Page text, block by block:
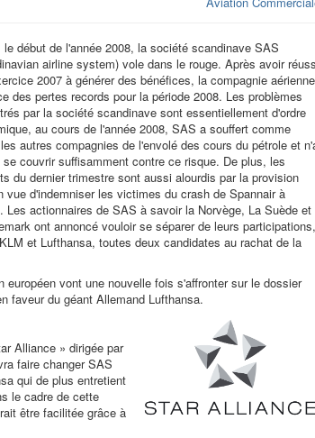
le début de l'année 2008, la société scandinave SAS
airline system) vole dans le rouge. Après avoir
2007 à générer des bénéfices, la compagnie aérienne
des pertes records pour la période 2008. Les problèmes
par la société scandinave sont essentiellement d'ordre
au cours de l'année 2008, SAS a souffert comme
autres compagnies de l'envolé des cours du pétrole et
couvrir suffisamment contre ce risque. De plus, les
du dernier trimestre sont aussi alourdis par la provision
vue d'indemniser les victimes du crash de Spannair à
Les actionnaires de SAS à savoir la Norvège, La Suède et
ont annoncé vouloir se séparer de leurs participations,
et Lufthansa, toutes deux candidates au rachat de la
vont une nouvelle fois s'affronter sur le dossier
faveur du géant Allemand Lufthansa.
Alliance » dirigée par
faire changer SAS
qui de plus entretient
le cadre de cette
être facilitée grâce à